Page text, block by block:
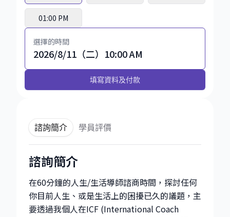
01:00 PM
選擇的時間
2026/8/11（二）10:00 AM
填寫資料及付款
諮詢簡介 學員評價
諮詢簡介
在60分鐘的人生/生活導師諮商時間，探討任何
你目前人生、或是生活上的困擾已久的議題，主
要透過我個人在ICF (International Coach